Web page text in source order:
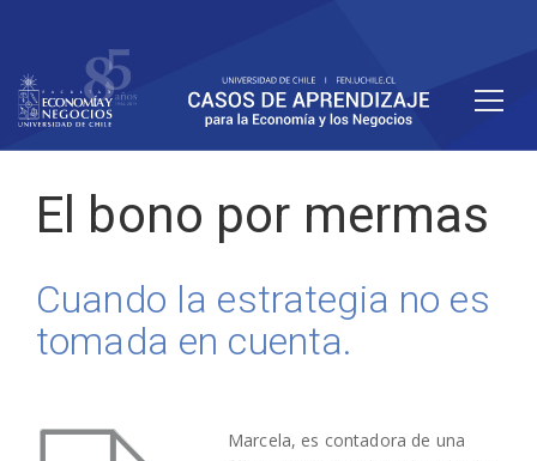
El bono por mermas
Cuando la estrategia no es
tomada en cuenta.
Marcela, es contadora de una